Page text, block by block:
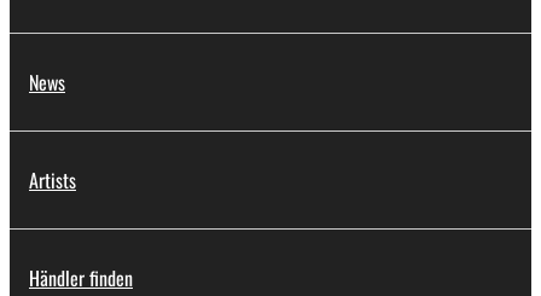
News
Artists
Händler finden